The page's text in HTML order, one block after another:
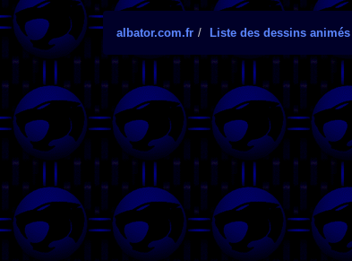
albator.com.fr Liste des dessins animés